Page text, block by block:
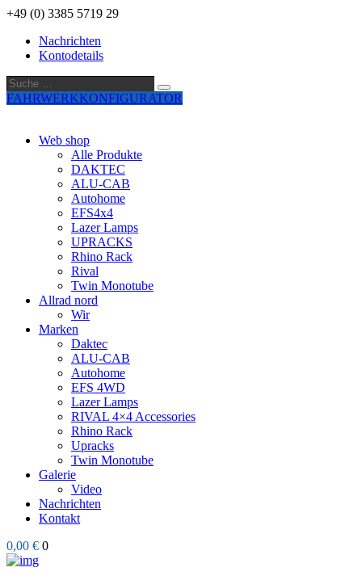
+49 (0) 3385 5719 29
Nachrichten
Kontodetails
Suche
…
Suche
FAHRWERKKONFIGURATOR
Web shop
Alle Produkte
DAKTEC
ALU-CAB
Autohome
EFS4x4
Lazer Lamps
UPRACKS
Rhino Rack
Rival
Twin Monotube
Allrad nord
Wir
Marken
Daktec
ALU-CAB
Autohome
EFS 4WD
Lazer Lamps
RIVAL 4×4 Accessories
Rhino Rack
Upracks
Twin Monotube
Galerie
Video
Nachrichten
Kontakt
0,00 € 0